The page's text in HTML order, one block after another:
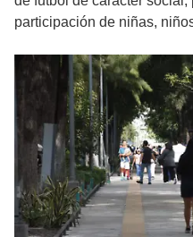
participación de niñas,